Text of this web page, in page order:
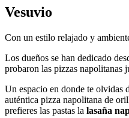
Vesuvio
Con un estilo relajado y
Los dueños se han dedicado
probaron las pizzas napolitanas
Un espacio en donde te olvidas
auténtica pizza napolitana de
prefieres las pastas la lasaña